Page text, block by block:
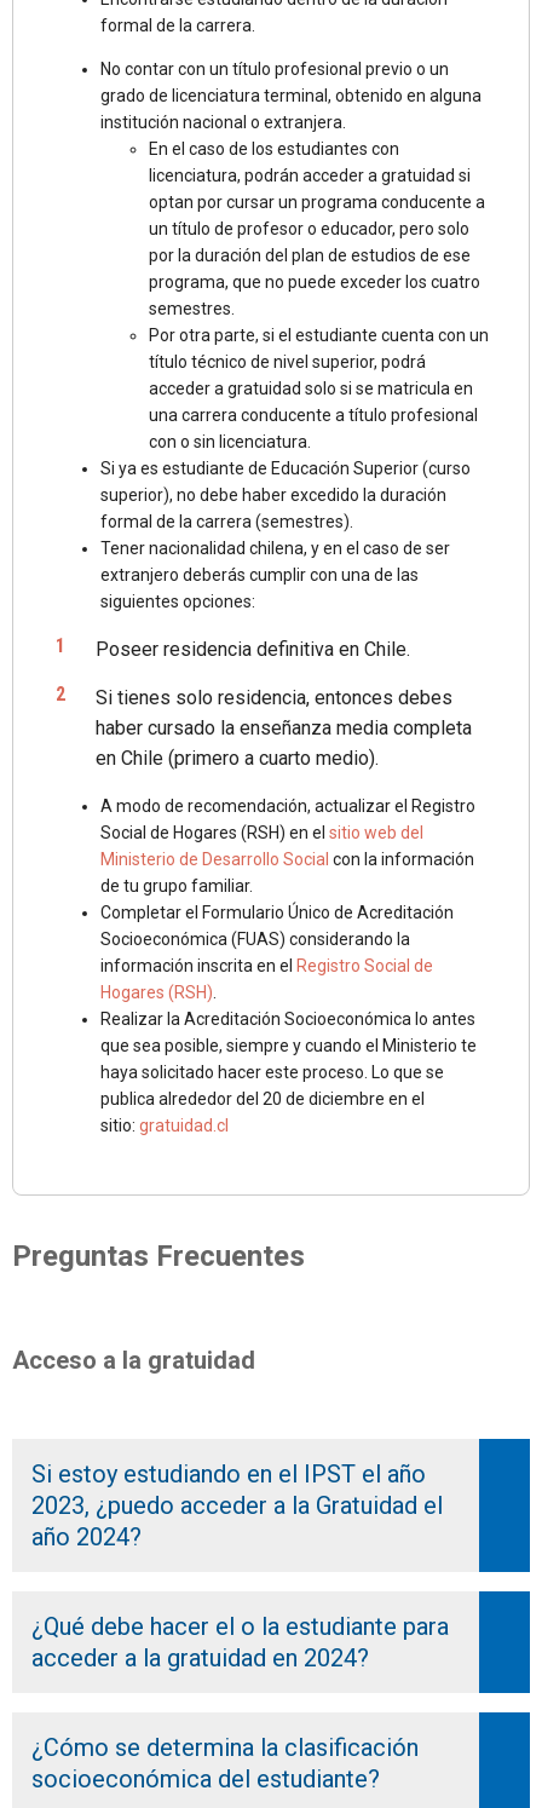
formal de la carrera.
No contar con un título profesional previo o un
grado de licenciatura terminal, obtenido en alguna
institución nacional o extranjera.
En el caso de los estudiantes con
licenciatura, podrán acceder a gratuidad si
optan por cursar un programa conducente a
un título de profesor o educador, pero solo
por la duración del plan de estudios de ese
programa, que no puede exceder los cuatro
semestres.
Por otra parte, si el estudiante cuenta con un
título técnico de nivel superior, podrá
acceder a gratuidad solo si se matricula en
una carrera conducente a título profesional
con o sin licenciatura.
Si ya es estudiante de Educación Superior (curso
superior), no debe haber excedido la duración
formal de la carrera (semestres).
Tener nacionalidad chilena, y en el caso de ser
extranjero deberás cumplir con una de las
siguientes opciones:
Poseer residencia definitiva en Chile.
Si tienes solo residencia, entonces debes
haber cursado la enseñanza media completa
en Chile (primero a cuarto medio).
A modo de recomendación, actualizar el Registro
Social de Hogares (RSH) en el sitio web del
Ministerio de Desarrollo Social con la información
de tu grupo familiar.
Completar el Formulario Único de Acreditación
Socioeconómica (FUAS) considerando la
información inscrita en el Registro Social de
Hogares (RSH).
Realizar la Acreditación Socioeconómica lo antes
que sea posible, siempre y cuando el Ministerio te
haya solicitado hacer este proceso. Lo que se
publica alrededor del 20 de diciembre en el
sitio: gratuidad.cl
Acreditación socioeconómica: comienza alrededor
2025 para tener resultados en marzo de 2025 (*).
Publicación preselección beneficios: comienzos de
enero 2025 (*).
Publicación resultados de asignación (ratificación
de preselección en función de la institución en que
finalmente se ha matriculado): comienzos de
marzo 2025.
Periodo para apelar a los resultados de asignación
(15 días): desde que se publiquen los resultados a
comienzos de marzo 2025, se inicia el mismo día
que entregan resultados de asignación.
Beca Rendimiento Escolar (BNEM).
Beca Deportista Destacado.
Preguntas Frecuentes
Acceso a la gratuidad
Si estoy estudiando en el IPST el año
2023, ¿puedo acceder a la Gratuidad el
año 2024?
¿Qué debe hacer el o la estudiante para
acceder a la gratuidad en 2024?
¿Cómo se determina la clasificación
socioeconómica del estudiante?